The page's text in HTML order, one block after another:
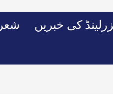
کی خبریں